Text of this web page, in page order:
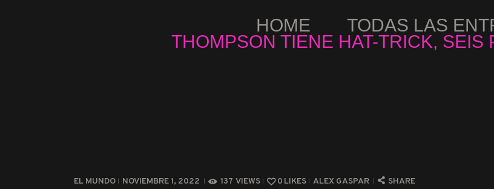
HOME TODAS LAS
THOMPSON TIENE HAT-TRICK, SEIS
EL MUNDO NOVIEMBRE 1, 2022 137 VIEWS 0 LIKES ALEX GASPAR SHARE